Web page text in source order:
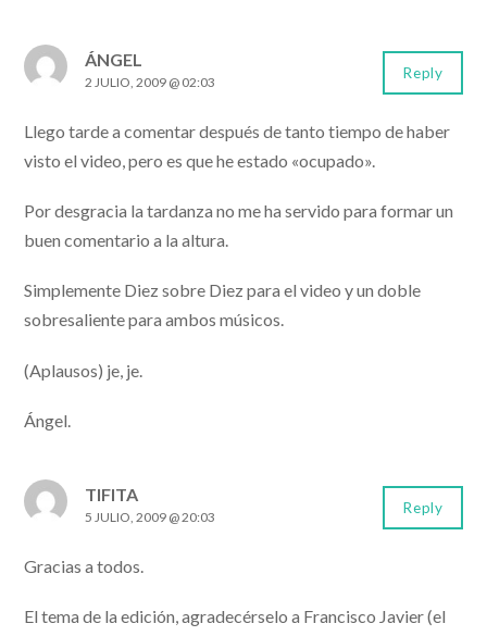
ÁNGEL
2 JULIO, 2009 @ 02:03
Llego tarde a comentar después de tanto tiempo de haber
visto el video, pero es que he estado «ocupado».
Por desgracia la tardanza no me ha servido para formar un
buen comentario a la altura.
Simplemente Diez sobre Diez para el video y un doble
sobresaliente para ambos músicos.
(Aplausos) je, je.
Ángel.
Reply
TIFITA
5 JULIO, 2009 @ 20:03
Gracias a todos.
El tema de la edición, agradecérselo a Francisco Javier (el
Reply